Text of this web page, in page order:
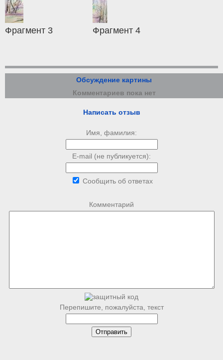
Фрагмент 3 Фрагмент 4
Обсуждение картины
Комментариев пока нет
Написать отзыв
Имя, фамилия:
E-mail (не публикуется):
Сообщить об ответах
Комментарий
Перепишите, пожалуйста, текст